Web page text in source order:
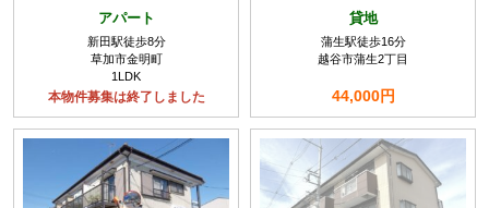
アパート
新田駅徒歩8分
草加市金明町
1LDK
本物件募集は終了しました
貸地
蒲生駅徒歩16分
越谷市蒲生2丁目
44,000円